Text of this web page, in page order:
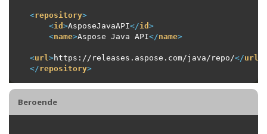
<repository>
<id >AsposeJavaAPI</id >
<name>Aspose Java API</name>
<url >https://releases.aspose.com/java/repo/</url
</repository>
Beroende